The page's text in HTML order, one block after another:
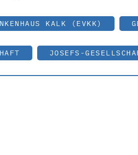
KALK (EVKK)
JOSEFS-